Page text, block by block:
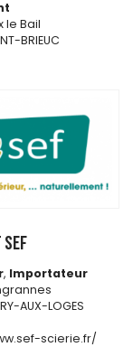
le Bail
BRIEUC
, Importateur
AUX-LOGES
scierie.fr/